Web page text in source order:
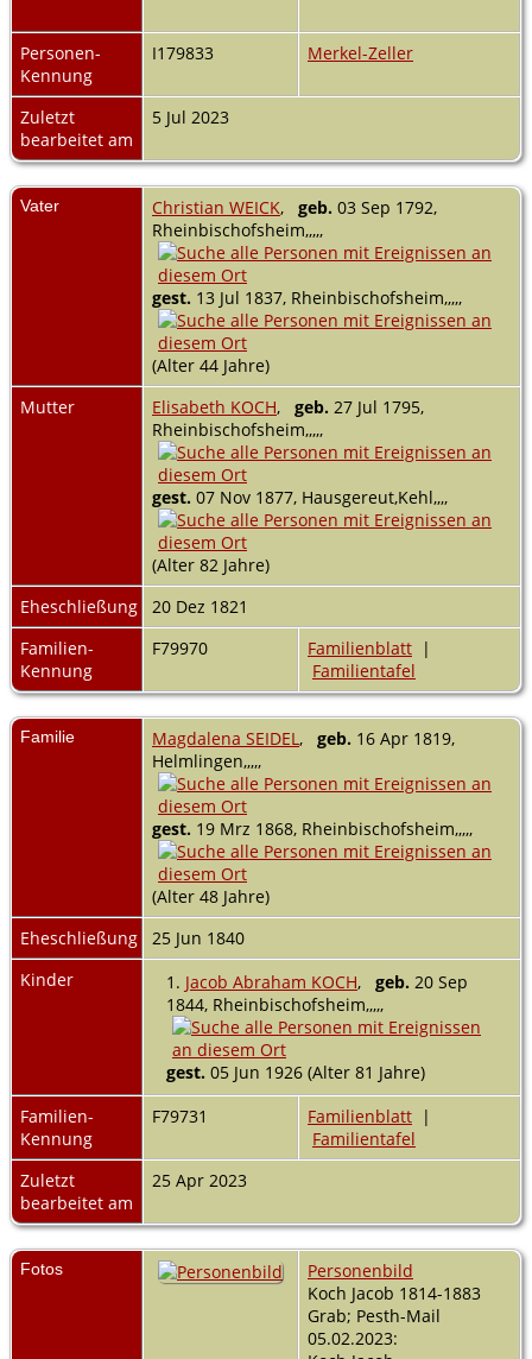
Personen-
Kennung
I179833 Merkel-Zeller
Zuletzt
bearbeitet am
5 Jul 2023
Vater Christian WEICK, geb. 03 Sep 1792,
Rheinbischofsheim,,,,,
gest. 13 Jul 1837, Rheinbischofsheim,,,,,
(Alter 44 Jahre)
Mutter
Elisabeth KOCH, geb. 27 Jul 1795,
Rheinbischofsheim,,,,,
gest. 07 Nov 1877, Hausgereut,Kehl,,,,
(Alter 82 Jahre)
Eheschließung
20 Dez 1821
Familien-
Kennung
F79970 Familienblatt |
Familientafel
Familie Magdalena SEIDEL , geb. 16 Apr 1819,
Helmlingen,,,,,
gest. 19 Mrz 1868, Rheinbischofsheim,,,,,
(Alter 48 Jahre)
Eheschließung
25 Jun 1840
Kinder
1. Jacob Abraham KOCH, geb. 20 Sep
1844, Rheinbischofsheim,,,,,
gest. 05 Jun 1926 (Alter 81 Jahre)
Familien-
Kennung
F79731 Familienblatt |
Familientafel
Zuletzt
bearbeitet am
25 Apr 2023
Fotos
Personenbild
Koch Jacob 1814-1883
Grab; Pesth-Mail
05.02.2023: